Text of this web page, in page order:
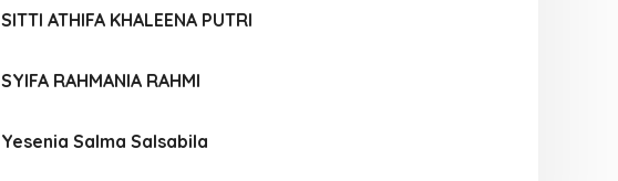
SITTI ATHIFA KHALEENA PUTRI
SYIFA RAHMANIA RAHMI
Yesenia Salma Salsabila